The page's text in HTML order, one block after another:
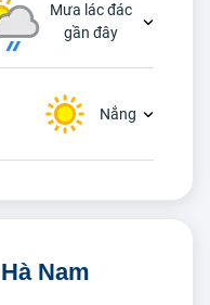
Mưa lác đác
gần đây
Nắng
Nam